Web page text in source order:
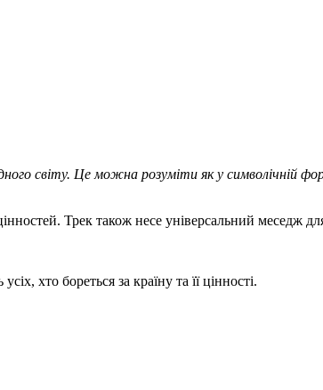
світу. Це можна розуміти як у символічній
Трек також несе універсальний меседж
хто бореться за країну та її цінності.